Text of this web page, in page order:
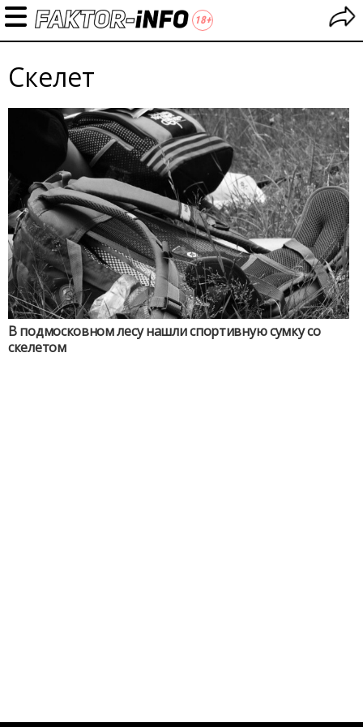
Скелет
В подмосковном лесу нашли спортивную сумку со
скелетом